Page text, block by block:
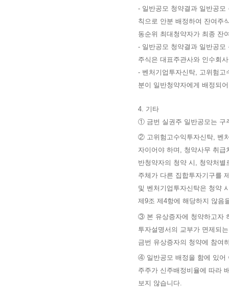
- 일반공모 청약결과 일반공
칙으로 안분 배정하여 잔여주
동순위 최대청약자가 최종 잔
- 일반공모 청약결과 일반공
주식은 대표주관사와 인수회
- 벤처기업투자신탁, 고위험
분이 일반청약자에게 배정되
4. 기타
① 금번 실권주 일반공모는 구
② 고위험고수익투자신탁, 벤
자이어야 하며, 청약사무 취
반청약자의 청약 시, 청약처
주체가 다른 집합투자기구를
및 벤처기업투자신탁은 청약
제9조 제4항에 해당하지 않음
③ 본 유상증자에 청약하고자
투자설명서의 교부가 면제되
금번 유상증자의 청약에 참여
④ 일반공모 배정을 함에 있어
주주가 신주배정비율에 따라
보지 않습니다.